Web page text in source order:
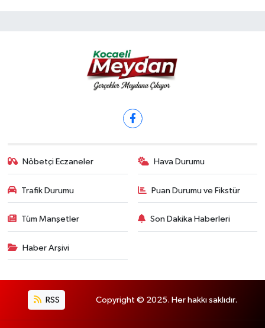
Nöbetçi Eczaneler Hava Durumu
Trafik Durumu Puan Durumu ve Fikstür
Tüm Manşetler Son Dakika Haberleri
Haber Arşivi
RSS Copyright © 2025. Her hakkı saklıdır.